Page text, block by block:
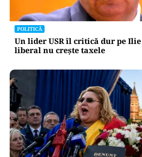
POLITICĂ
Un lider USR îl critică dur pe
liberal nu crește taxele